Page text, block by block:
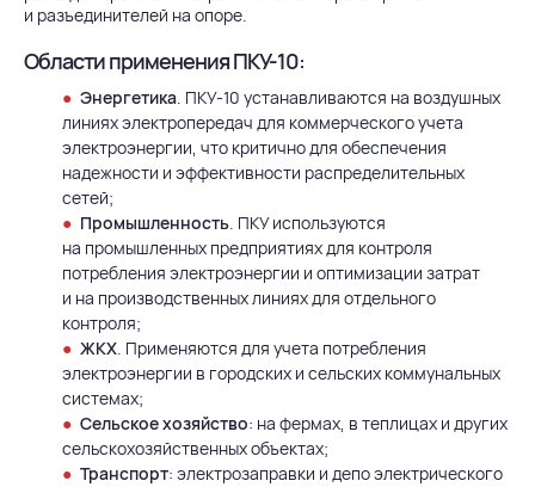
и разъединителей на опоре.
Области применения ПКУ-10:
Энергетика. ПКУ-10 устанавливаются на воздушных
линиях электропередач для коммерческого учета
электроэнергии, что критично для обеспечения
надежности и эффективности распределительных
сетей;
Промышленность. ПКУ используются
на промышленных предприятиях для контроля
потребления электроэнергии и оптимизации затрат
и на производственных линиях для отдельного
контроля;
ЖКХ. Применяются для учета потребления
электроэнергии в городских и сельских коммунальных
системах;
Сельское хозяйство: на фермах, в теплицах и других
сельскохозяйственных объектах;
Транспорт: электрозаправки и депо электрического